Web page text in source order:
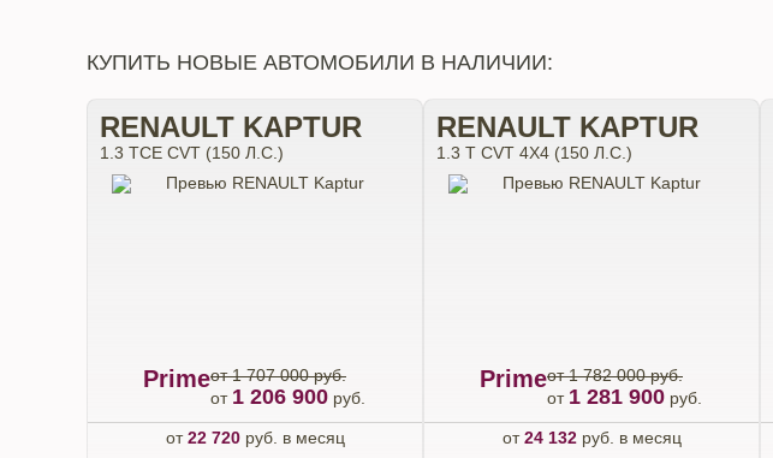
КУПИТЬ НОВЫЕ АВТОМОБИЛИ В НАЛИЧИИ:
RENAULT KAPTUR
1.3 TCE CVT (150 Л.С.)
Primeот 1 707 000 руб.
от 1 206 900 руб.
от22 720руб. в месяц
RENAULT KAPTUR
1.3 T CVT 4X4 (150 Л.С.)
Primeот 1 782 000 руб.
от 1 281 900 руб.
от24 132руб. в месяц